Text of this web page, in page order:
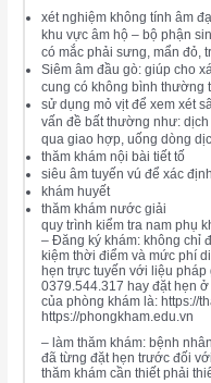
xét nghiệm không tính âm
khu vực âm hộ – bộ phận
có mắc phải sưng, mẩn đỏ,
Siêm âm đầu gò: giúp cho
cung có không bình thường
sử dụng mỏ vịt để xem xét
vấn đề bất thường như:
qua giao hợp, uống dòng
thăm khám nội bài tiết tố
siêu âm tuyến vú để xác
khám huyết
thăm khám nước giải
quy trình kiểm tra nam phụ
– Đăng ký khám: không chỉ
kiệm thời điểm và mức phí
hẹn trực tuyến với liệu
0379.544.317 hay đặt hẹn
của phòng khám là: https://
https://phongkham.edu.vn
– làm thăm khám: bệnh
đã từng đặt hẹn trước đối
thăm khám cần thiết phải